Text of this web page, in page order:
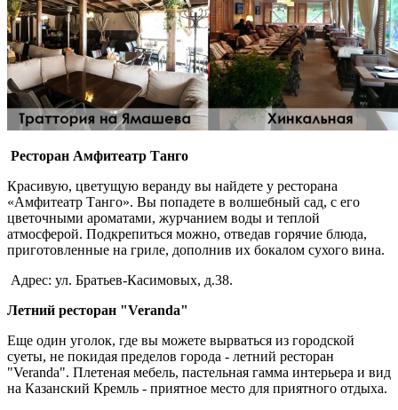
Ресторан Амфитеатр Танго
Красивую, цветущую веранду вы найдете у ресторана
«Амфитеатр Танго». Вы попадете в волшебный сад, с его
цветочными ароматами, журчанием воды и теплой
атмосферой. Подкрепиться можно, отведав горячие блюда,
приготовленные на гриле, дополнив их бокалом сухого вина.
Адрес: ул. Братьев-Касимовых, д.38.
Летний ресторан "Veranda"
Еще один уголок, где вы можете вырваться из городской
суеты, не покидая пределов города - летний ресторан
"Veranda". Плетеная мебель, пастельная гамма интерьера и вид
на Казанский Кремль - приятное место для приятного отдыха.